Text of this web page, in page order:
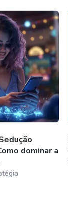
dominar a